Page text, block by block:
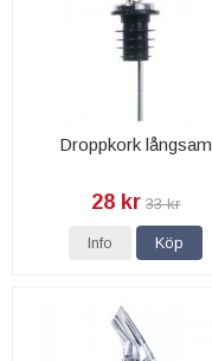
Droppkork långsam
28 kr 33 kr
Info Köp